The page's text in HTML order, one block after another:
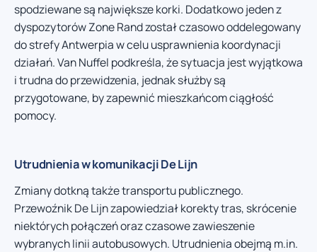
spodziewane są największe korki. Dodatkowo jeden z
dyspozytorów Zone Rand został czasowo oddelegowany
do strefy Antwerpia w celu usprawnienia koordynacji
działań. Van Nuffel podkreśla, że sytuacja jest wyjątkowa
i trudna do przewidzenia, jednak służby są
przygotowane, by zapewnić mieszkańcom ciągłość
pomocy.
Utrudnienia w komunikacji De Lijn
Zmiany dotkną także transportu publicznego.
Przewoźnik De Lijn zapowiedział korekty tras, skrócenie
niektórych połączeń oraz czasowe zawieszenie
wybranych linii autobusowych. Utrudnienia obejmą m.in.